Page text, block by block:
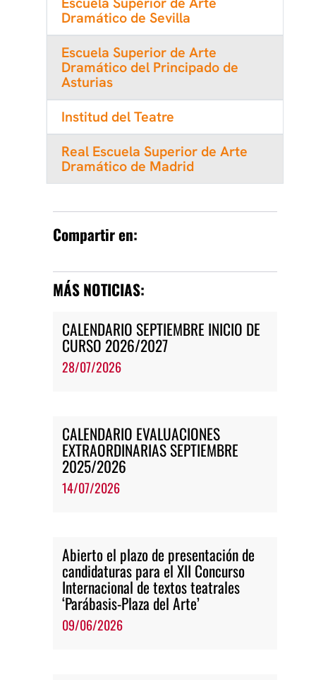
Dramático de Sevilla
Escuela Superior de Arte
Dramático del Principado de
Asturias
Institud del Teatre
Real Escuela Superior de Arte
Dramático de Madrid
Compartir en:
MÁS NOTICIAS:
CALENDARIO SEPTIEMBRE INICIO DE
CURSO 2026/2027
28/07/2026
CALENDARIO EVALUACIONES
EXTRAORDINARIAS SEPTIEMBRE
2025/2026
14/07/2026
Abierto el plazo de presentación de
candidaturas para el XII Concurso
Internacional de textos teatrales
‘Parábasis-Plaza del Arte’
09/06/2026